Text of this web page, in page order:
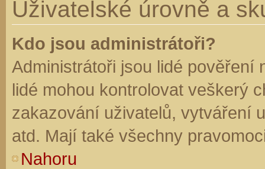
Uživatelské úrovně a
Kdo jsou administrátoři?
Administrátoři jsou lidé pověření
lidé mohou kontrolovat veškerý
zakazování uživatelů, vytváření
atd. Mají také všechny
Nahoru